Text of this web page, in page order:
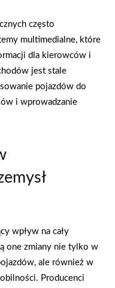
często
multimedialne, które
dla kierowców i
jest stale
pojazdów do
i wprowadzanie
wpływ na cały
one zmiany nie tylko w
ale również w
Producenci